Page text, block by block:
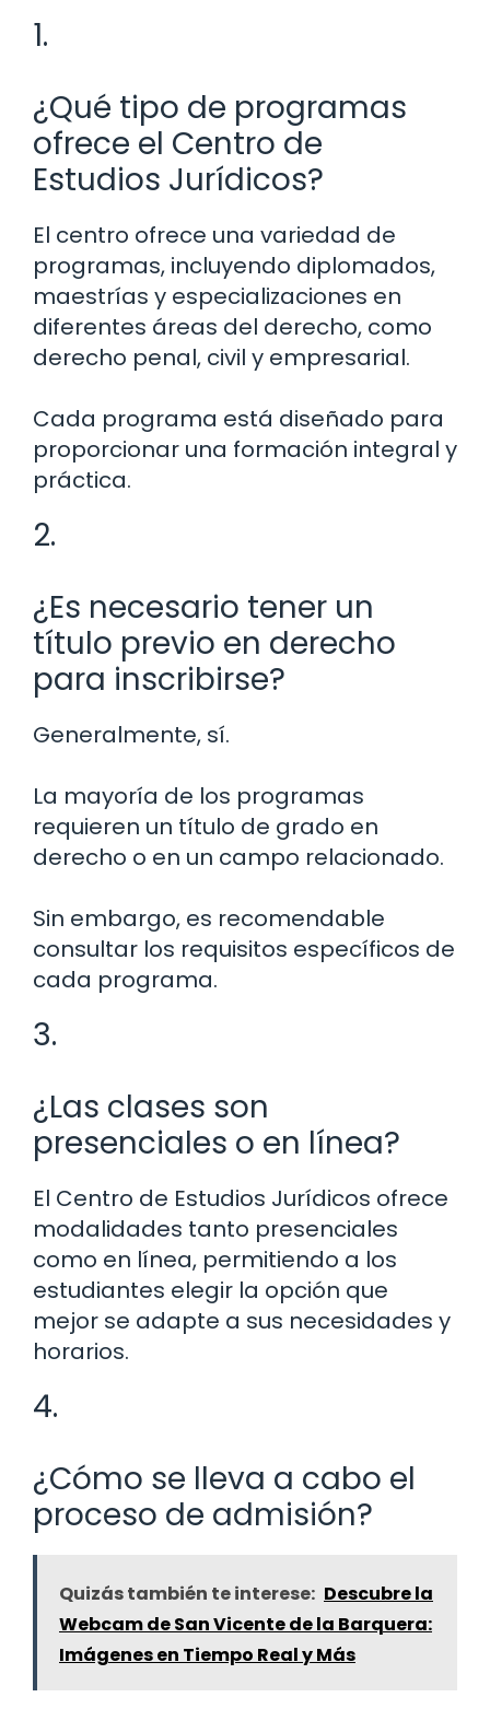
1.
¿Qué tipo de programas
ofrece el Centro de
Estudios Jurídicos?
El centro ofrece una variedad de
programas, incluyendo diplomados,
maestrías y especializaciones en
diferentes áreas del derecho, como
derecho penal, civil y empresarial.
Cada programa está diseñado para
proporcionar una formación integral y
práctica.
2.
¿Es necesario tener un
título previo en derecho
para inscribirse?
Generalmente, sí.
La mayoría de los programas
requieren un título de grado en
derecho o en un campo relacionado.
Sin embargo, es recomendable
consultar los requisitos específicos de
cada programa.
3.
¿Las clases son
presenciales o en línea?
El Centro de Estudios Jurídicos ofrece
modalidades tanto presenciales
como en línea, permitiendo a los
estudiantes elegir la opción que
mejor se adapte a sus necesidades y
horarios.
4.
¿Cómo se lleva a cabo el
proceso de admisión?
Quizás también te interese: Descubre la
Webcam de San Vicente de la Barquera:
Imágenes en Tiempo Real y Más